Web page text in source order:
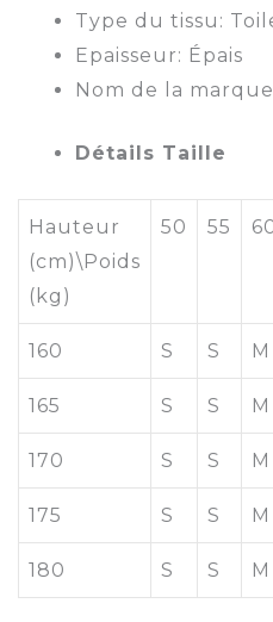
Type du tissu:
Epaisseur: Épais
Nom de la
Détails Taille
Hauteur
(cm)\Poids
(kg)
50 55
160 S S M
165 S S M
170 S S M
175 S S M
180 S S M